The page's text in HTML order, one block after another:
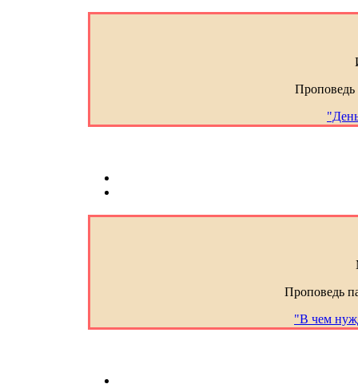
Проповедь
Проповедь
"В чем